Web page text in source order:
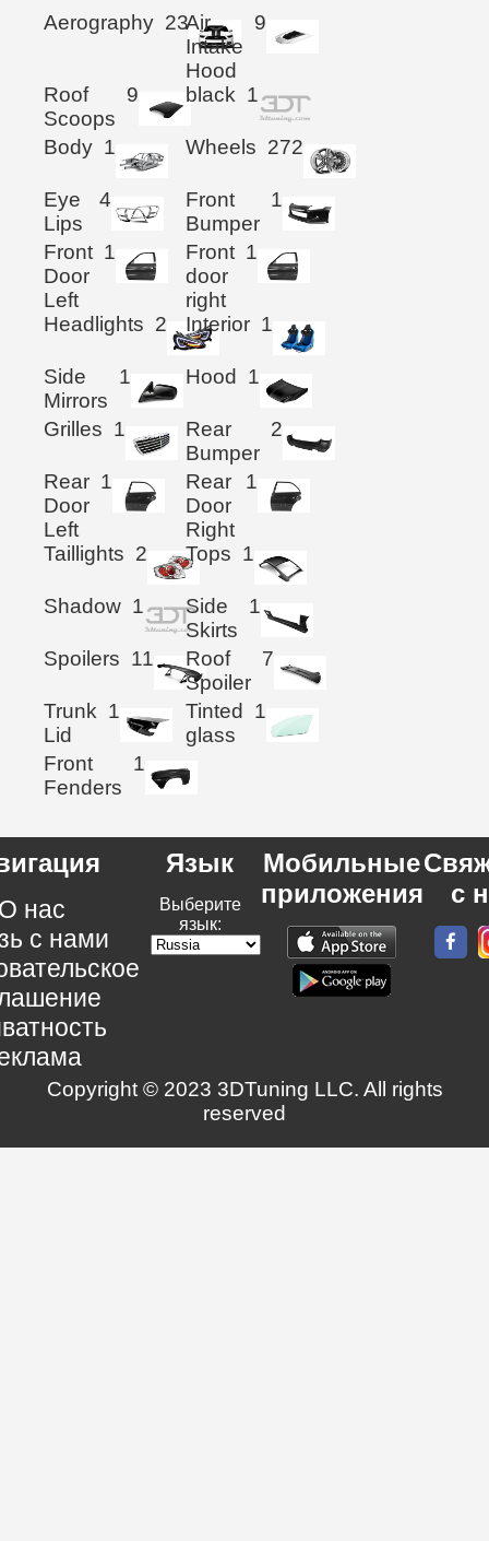
Aerography 23Air
Intake
Hood
9
Roof
Scoops
9 black 1
Body 1 Wheels 272
Eye
Lips
4
Front
Bumper
1
Front
Door
Left
1
Front
door
right
1
Headlights 2 Interior 1
Side
Mirrors
1 Hood 1
Grilles 1
Rear
Bumper
2
Rear
Door
Left
1
Rear
Door
Right
1
Taillights 2 Tops 1
Shadow 1
Side
Skirts
1
Spoilers 11
Roof
Spoiler
7
Trunk
Lid
1
Tinted
glass
1
Front
Fenders
1
нас
с нами
Язык
Выберите
язык:
Мобильные
приложения
с
Copyright © 2023 3DTuning LLC. All rights
reserved